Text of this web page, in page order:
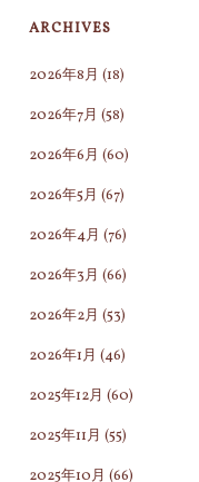
ARCHIVES
2026年8月 (18)
2026年7月 (58)
2026年6月 (60)
2026年5月 (67)
2026年4月 (76)
2026年3月 (66)
2026年2月 (53)
2026年1月 (46)
2025年12月 (60)
2025年11月 (55)
2025年10月 (66)